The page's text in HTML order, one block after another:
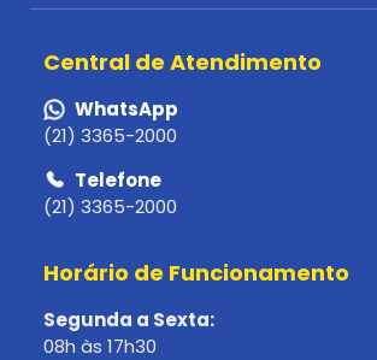
Central de Atendimento
WhatsApp
(21) 3365-2000
Telefone
(21) 3365-2000
Horário de Funcionamento
Segunda a Sexta:
08h às 17h30